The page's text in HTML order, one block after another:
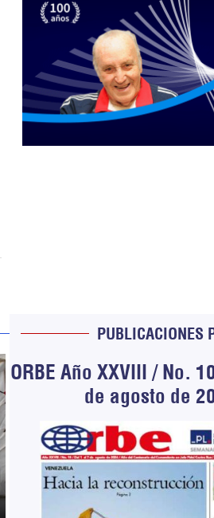
PUBLICACIONES
ORBE Año XXVIII / No.
de agosto de